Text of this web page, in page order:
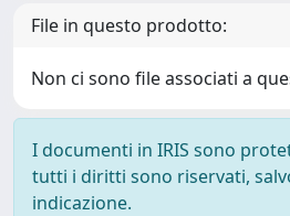
File in questo prodotto:
Non ci sono file associati a
I documenti in IRIS sono
tutti i diritti sono riservati,
indicazione.